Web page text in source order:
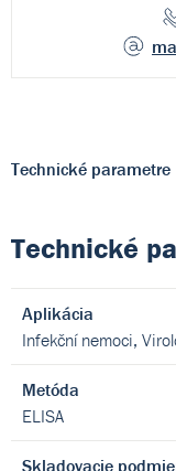
Technické parametre
Technické
Aplikácia
Infekční nemoci,
Metóda
ELISA
Skladovacie